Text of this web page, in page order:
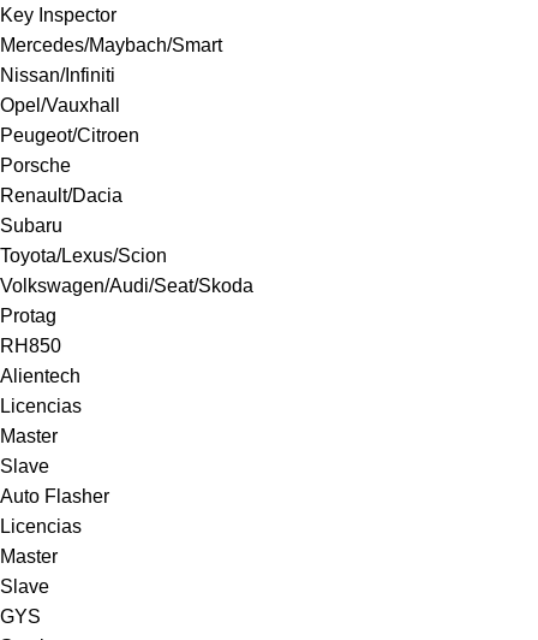
Key Inspector
Mercedes/Maybach/Smart
Nissan/Infiniti
Opel/Vauxhall
Peugeot/Citroen
Porsche
Renault/Dacia
Subaru
Toyota/Lexus/Scion
Volkswagen/Audi/Seat/Skoda
Protag
RH850
Alientech
Licencias
Master
Slave
Auto Flasher
Licencias
Master
Slave
GYS